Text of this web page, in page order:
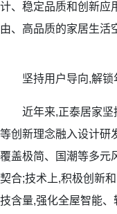
计、稳定品质和创新应
由、高品质的家居生活
坚持用户导向,解锁
近年来,正泰居家坚持
等创新理念融入设计研
覆盖极简、国潮等多元
契合;技术上,积极创新
技含量,强化全屋智能